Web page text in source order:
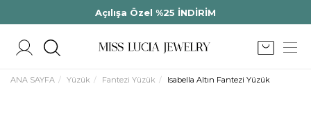
Açılışa Özel %25 İNDİRİM
ANA SAYFA Yüzük Fantezi Yüzük Isabella Altın Fantezi Yüzük